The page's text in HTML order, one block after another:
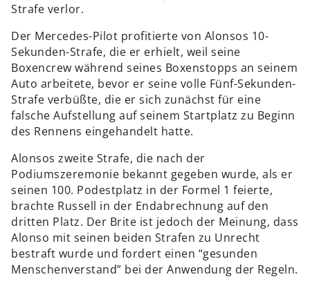
Strafe verlor.
Der Mercedes-Pilot profitierte von Alonsos 10-
Sekunden-Strafe, die er erhielt, weil seine
Boxencrew während seines Boxenstopps an seinem
Auto arbeitete, bevor er seine volle Fünf-Sekunden-
Strafe verbüßte, die er sich zunächst für eine
falsche Aufstellung auf seinem Startplatz zu Beginn
des Rennens eingehandelt hatte.
Alonsos zweite Strafe, die nach der
Podiumszeremonie bekannt gegeben wurde, als er
seinen 100. Podestplatz in der Formel 1 feierte,
brachte Russell in der Endabrechnung auf den
dritten Platz. Der Brite ist jedoch der Meinung, dass
Alonso mit seinen beiden Strafen zu Unrecht
bestraft wurde und fordert einen “gesunden
Menschenverstand” bei der Anwendung der Regeln.